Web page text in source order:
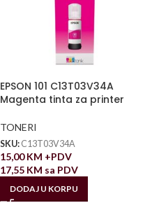
EPSON 101 C13T03V34A
Magenta tinta za printer
TONERI
SKU: C13T03V34A
15,00KM +PDV
17,55 KM sa PDV
DODAJ U KORPU